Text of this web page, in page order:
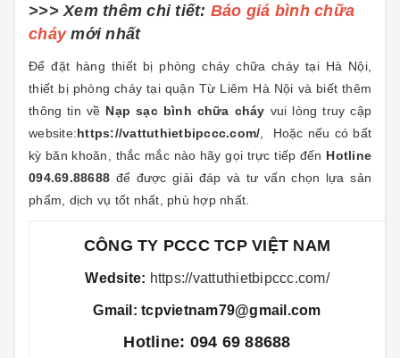
>>> Xem thêm chi tiết: Báo giá bình chữa
cháymới nhất
Để đặt hàng thiết bị phòng cháy chữa cháy tại Hà Nội,
thiết bị phòng cháy tại quận Từ Liêm Hà Nội và biết thêm
thông tin về Nạp sạc bình chữa cháy vui lòng truy cập
website:https://vattuthietbipccc.com/ , Hoặc nếu có bất
kỳ băn khoăn, thắc mắc nào hãy gọi trực tiếp đến Hotline
094.69.88688 để được giải đáp và tư vấn chọn lựa sản
phẩm, dịch vụ tốt nhất, phù hợp nhất.
CÔNG TY PCCC TCP VIỆT NAM
Wedsite: https://vattuthietbipccc.com/
Gmail: tcpvietnam79@gmail.com
Hotline: 094 69 88688